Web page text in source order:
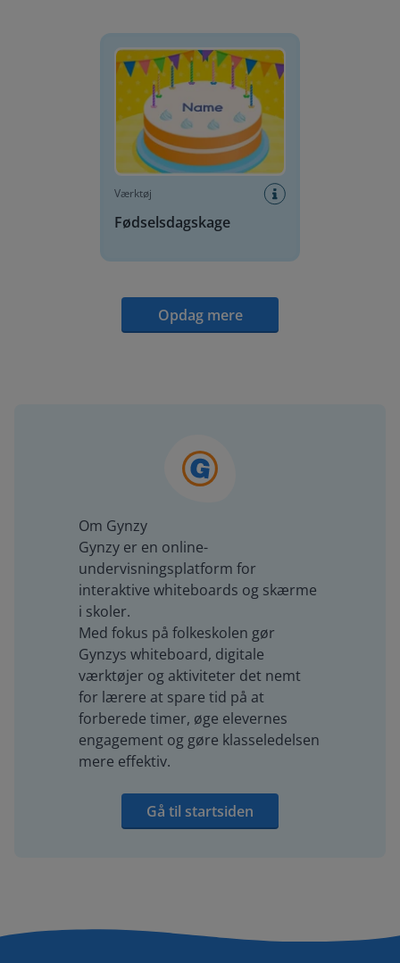
Værktøj
Fødselsdagskage
Opdag mere
Om Gynzy
Gynzy er en online-
undervisningsplatform for
interaktive whiteboards og skærme
i skoler.
Med fokus på folkeskolen gør
Gynzys whiteboard, digitale
værktøjer og aktiviteter det nemt
for lærere at spare tid på at
forberede timer, øge elevernes
engagement og gøre klasseledelsen
mere effektiv.
Gå til startsiden